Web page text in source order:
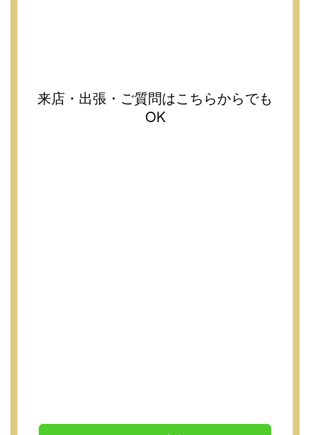
来店・出張・ご質問はこちらからでも
OK